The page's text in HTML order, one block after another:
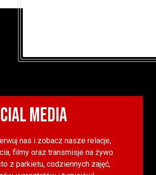
MEDIA
nas i zobacz nasze relacje,
filmy oraz transmisje na żywo
z parkietu, codziennych zajęć,